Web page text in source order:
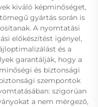
kiváló képminőséget,
gyártás során is
A nyomtatási
előkészítést igényel,
és a
garantálják, hogy a
és biztonsági
szempontok
szigorúan
a nem mérgező,